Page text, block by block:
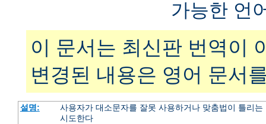
가능한 언
이 문서는 최신판 번역이
변경된 내용은 영어 문서
설명:
사용자가 대소문자를 잘못 사용하거나 맞춤법이 틀리
시도한다